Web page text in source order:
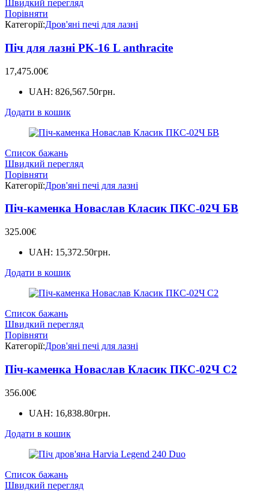
Швидкий перегляд
Порівняти
Категорії:Дров'яні печі для лазні
Піч для лазні PK-16 L anthracite
17,475.00€
UAH: 826,567.50грн.
Додати в кошик
Список бажань
Швидкий перегляд
Порівняти
Категорії:Дров'яні печі для лазні
Піч-каменка Новаслав Класик ПКС-02Ч БВ
325.00€
UAH: 15,372.50грн.
Додати в кошик
Список бажань
Швидкий перегляд
Порівняти
Категорії:Дров'яні печі для лазні
Піч-каменка Новаслав Класик ПКС-02Ч С2
356.00€
UAH: 16,838.80грн.
Додати в кошик
Список бажань
Швидкий перегляд